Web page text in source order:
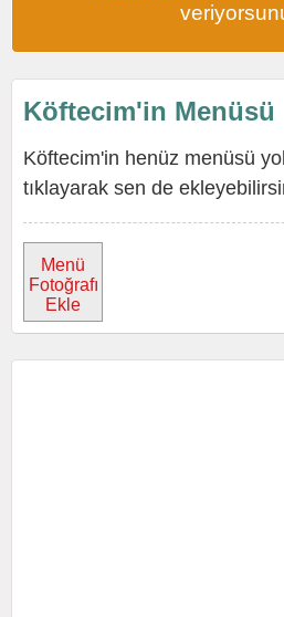
Köftecim'in Menüsü
Köftecim'in henüz menüsü
tıklayarak sen de
Menü
Fotoğrafı
Ekle